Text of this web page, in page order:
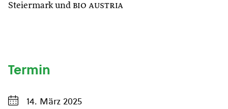
Steiermark und bio austria
Termin
14. März 2025